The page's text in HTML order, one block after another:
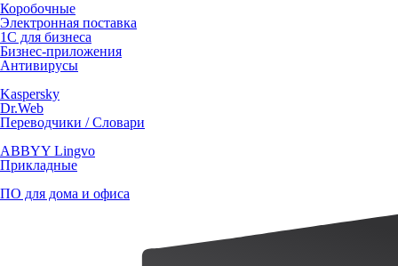
Коробочные
Электронная поставка
1С для бизнеса
Бизнес-приложения
Антивирусы
Kaspersky
Dr.Web
Переводчики / Словари
ABBYY Lingvo
Прикладные
ПО для дома и офиса